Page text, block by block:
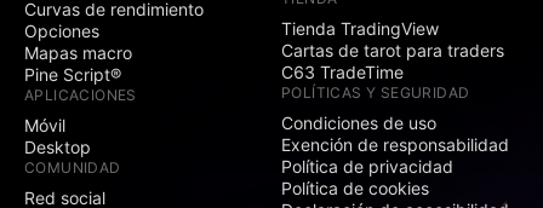
Curvas de rendimiento
Opciones
Mapas macro
Pine Script®
APLICACIONES
Móvil
Desktop
COMUNIDAD
Red social
Tienda TradingView
Cartas de tarot para traders
C63 TradeTime
POLÍTICAS Y SEGURIDAD
Condiciones de uso
Exención de responsabilidad
Política de privacidad
Política de cookies